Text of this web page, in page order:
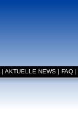
| AKTUELLE NEWS | FAQ |